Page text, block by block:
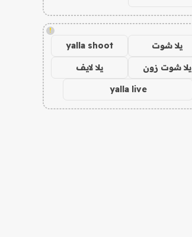
!
يلا شوت yalla shoot
يلا شوت زون يلا لايف
yalla live